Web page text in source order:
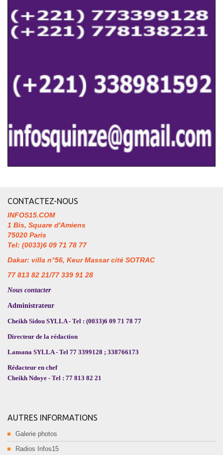
CONTACTEZ-NOUS
INFOS15.COM
1 Bis, Square d'Amiens
75020 Paris
Tel: (0033)6 09 71 78 77
Dakar: villa n°56, Keur Massar cité SOTRAC
77 813 82 21/77 339 91 28
Nous contacter
Administrateur
Cheikh Sidou SYLLA - Tel : (0033)6 09 71 78 77
Directeur de la rédaction
Lansana SYLLA - Tel 77 3399128 ; 338766173
Rédacteur en chef
Cheikh Ndoye - Tel : 77 813 82 21
AUTRES INFORMATIONS
Galerie photos
Radios Infos15